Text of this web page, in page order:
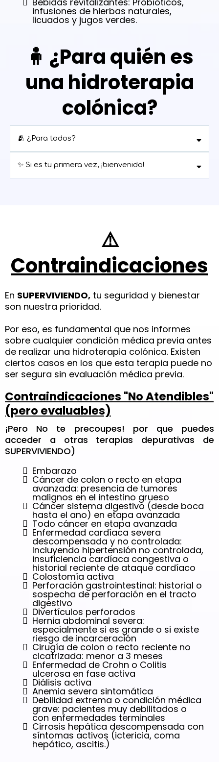
infusiones de hierbas naturales,
licuados y jugos verdes.
🧍 ¿Para quién es
una hidroterapia
colónica?
🫂 ¿Para todos?
✨ Si es tu primera vez, ¡bienvenido!
⚠️
Contraindicaciones
En SUPERVIVIENDO, tu seguridad y bienestar
son nuestra prioridad.
Por eso, es fundamental que nos informes
sobre cualquier condición médica previa antes
de realizar una hidroterapia colónica. Existen
ciertos casos en los que esta terapia puede no
ser segura sin evaluación médica previa.
Contraindicaciones "No Atendibles"
(pero evaluables)
¡Pero No te precoupes! por que puedes
acceder a otras terapias depurativas de
SUPERVIVIENDO)
Embarazo
Cáncer de colon o recto en etapa
avanzada: presencia de tumores
malignos en el intestino grueso
Cáncer sistema digestivo (desde boca
hasta el ano) en etapa avanzada
Todo cáncer en etapa avanzada
Enfermedad cardíaca severa
descompensada y no controlada:
Incluyendo hipertensión no controlada,
insuficiencia cardíaca congestiva o
historial reciente de ataque cardíaco
Colostomía activa
Perforación gastrointestinal: historial o
sospecha de perforación en el tracto
digestivo
Divertículos perforados
Hernia abdominal severa:
especialmente si es grande o si existe
riesgo de incarceración
Cirugía de colon o recto reciente no
cicatrizada: menor a 3 meses
Enfermedad de Crohn o Colitis
ulcerosa en fase activa
Diálisis activa
Anemia severa sintomática
Debilidad extrema o condición médica
grave: pacientes muy debilitados o
con enfermedades terminales
Cirrosis hepática descompensada con
síntomas activos (ictericia, coma
hepático, ascitis.)